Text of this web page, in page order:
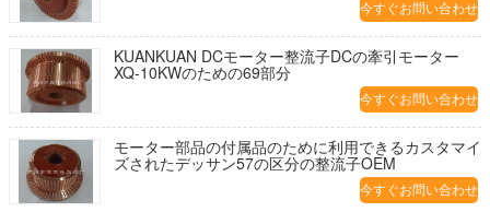
今すぐお問い合わせ
KUANKUAN DCモーター整流子DCの牽引モーター
XQ-10KWのための69部分
今すぐお問い合わせ
モーター部品の付属品のために利用できるカスタマイ
ズされたデッサン57の区分の整流子OEM
今すぐお問い合わせ